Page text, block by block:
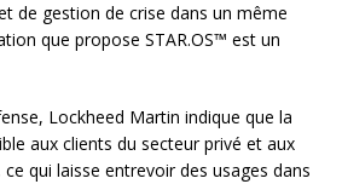
de gestion de crise dans un même
que propose STAR.OS™ est un
Lockheed Martin indique que la
aux clients du secteur privé et aux
qui laisse entrevoir des usages dans